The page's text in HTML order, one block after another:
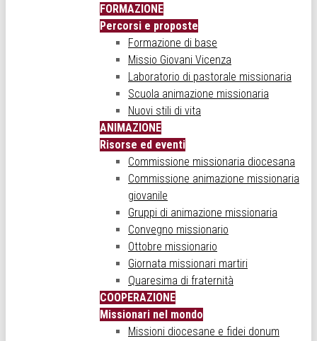
FORMAZIONE
Percorsi e proposte
Formazione di base
Missio Giovani Vicenza
Laboratorio di pastorale missionaria
Scuola animazione missionaria
Nuovi stili di vita
ANIMAZIONE
Risorse ed eventi
Commissione missionaria diocesana
Commissione animazione missionaria
giovanile
Gruppi di animazione missionaria
Convegno missionario
Ottobre missionario
Giornata missionari martiri
Quaresima di fraternità
COOPERAZIONE
Missionari nel mondo
Missioni diocesane e fidei donum